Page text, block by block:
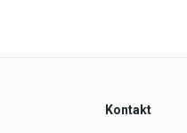
Kontakt